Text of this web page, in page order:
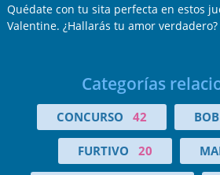
Quédate con tu sita perfecta en estos
Valentine. ¿Hallarás tu amor verdadero?
Categorías
CONCURSO 42
FURTIVO 20